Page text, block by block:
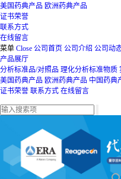
美国药典产品 欧洲药典产品
证书荣誉
联系方式
在线留言
菜单 Close 公司首页 公司介绍 公司动
产品展厅
分析标准品/对照品 理化分析标准物质
美国药典产品 欧洲药典产品 中国药典
证书荣誉 联系方式 在线留言